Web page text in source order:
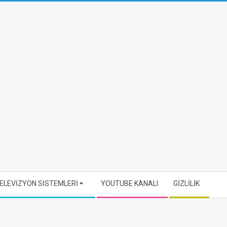
SİSTEMLERİ YOUTUBE KANALI GİZLİLİK